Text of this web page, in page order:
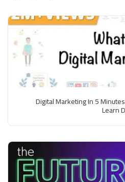
Digital Marketing In 5
Learn